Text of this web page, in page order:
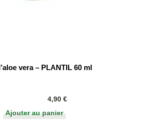
vera – PLANTIL 60 ml
4,90 €
Ajouter au panier